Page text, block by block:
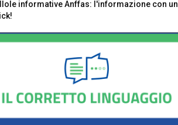
informative Anffas: l'informazione con un